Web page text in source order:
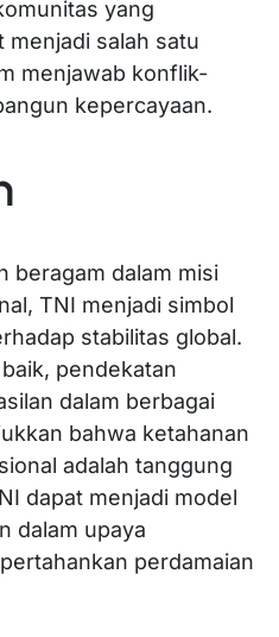
yang
menjadi salah satu
menjawab konflik-
kepercayaan.
beragam dalam misi
TNI menjadi simbol
stabilitas global.
pendekatan
dalam berbagai
bahwa ketahanan
adalah tanggung
dapat menjadi model
dalam upaya
perdamaian